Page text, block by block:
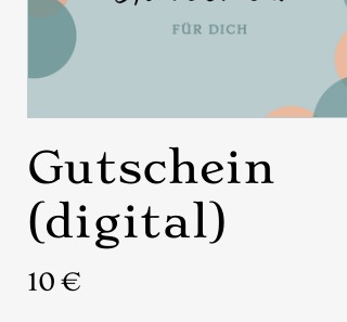
Gutschein
(digital)
10 €